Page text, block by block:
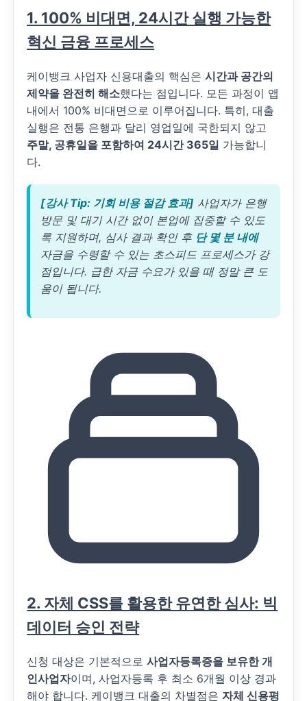
1. 100% 비대면, 24시간 실행 가능한
혁신 금융 프로세스
케이뱅크 사업자 신용대출의 핵심은시간과 공간의
제약을 완전히 해소했다는 점입니다. 모든 과정이 앱
내에서 100% 비대면으로 이루어집니다. 특히, 대출
실행은 전통 은행과 달리 영업일에 국한되지 않고
주말, 공휴일을 포함하여 24시간 365일 가능합니
다.
[강사 Tip: 기회 비용 절감 효과] 사업자가 은행
방문 및 대기 시간 없이 본업에 집중할 수 있도
록 지원하며, 심사 결과 확인 후 단 몇 분 내에
자금을 수령할 수 있는 초스피드 프로세스가 강
점입니다. 급한 자금 수요가 있을 때 정말 큰 도
움이 됩니다.
2. 자체 CSS를 활용한 유연한 심사: 빅
데이터 승인 전략
신청 대상은 기본적으로사업자등록증을 보유한 개
인사업자이며, 사업자등록 후 최소 6개월 이상 경과
해야 합니다. 케이뱅크 대출의 차별점은자체 신용평